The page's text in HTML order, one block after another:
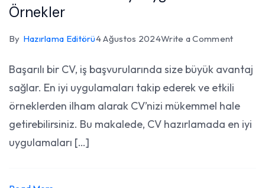
Örnekler
By Hazırlama Editörü4 Ağustos 2024Write a Commenton
En
İyi
Başarılı bir CV, iş başvurularında size büyük avantaj
sağlar. En iyi uygulamaları takip ederek ve etkili
örneklerden ilham alarak CV’nizi mükemmel hale
getirebilirsiniz. Bu makalede, CV hazırlamada en iyi
uygulamaları […]